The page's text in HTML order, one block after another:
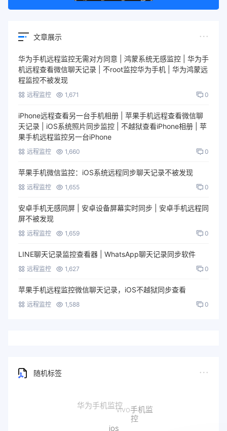
文章展示
华为手机远程监控无需对方同意 | 鸿蒙系统无感监控 | 华为手
机远程查看微信聊天记录 | 不root监控华为手机 | 华为鸿蒙远
程监控不被发现
远程监控 1,671 0
iPhone远程查看另一台手机相册 | 苹果手机远程查看微信聊
天记录 | iOS系统照片同步监控 | 不越狱查看iPhone相册 | 苹
果手机远程监控另一台iPhone
远程监控 1,660 0
苹果手机微信监控：iOS系统远程同步聊天记录不被发现
远程监控 1,655 0
安卓手机无感同屏 | 安卓设备屏幕实时同步 | 安卓手机远程同
屏不被发现
远程监控 1,659 0
LINE聊天记录监控查看器 | WhatsApp聊天记录同步软件
远程监控 1,627 0
苹果手机远程监控微信聊天记录，iOS不越狱同步查看
远程监控 1,588 0
随机标签
ios